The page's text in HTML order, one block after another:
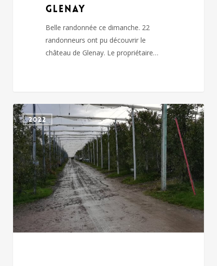
GLENAY
Belle randonnée ce dimanche. 22
randonneurs ont pu découvrir le
château de Glenay. Le propriétaire…
CHICHE
2022